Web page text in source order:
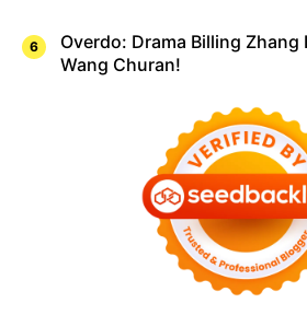
Overdo: Drama Billing Zhang
Wang Churan!